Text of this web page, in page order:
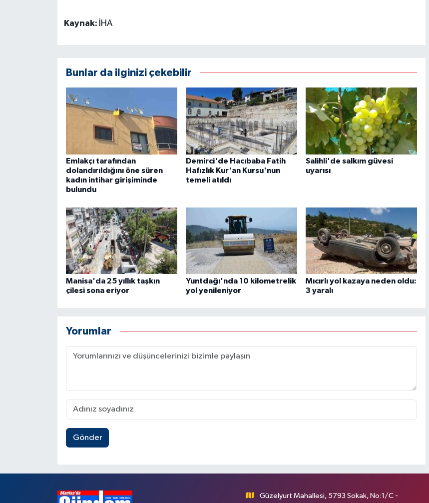
Kaynak: İHA
Bunlar da ilginizi çekebilir
Emlakçı tarafından
dolandırıldığını öne süren
kadın intihar girişiminde
bulundu
Demirci'de Hacıbaba Fatih
Hafızlık Kur'an Kursu'nun
temeli atıldı
Salihli'de salkım güvesi
uyarısı
Manisa'da 25 yıllık taşkın
çilesi sona eriyor
Yuntdağı'nda 10 kilometrelik
yol yenileniyor
Mıcırlı yol kazaya neden oldu:
3 yaralı
Yorumlar
Gönder
Güzelyurt Mahallesi, 5793 Sokak, No:1/C -